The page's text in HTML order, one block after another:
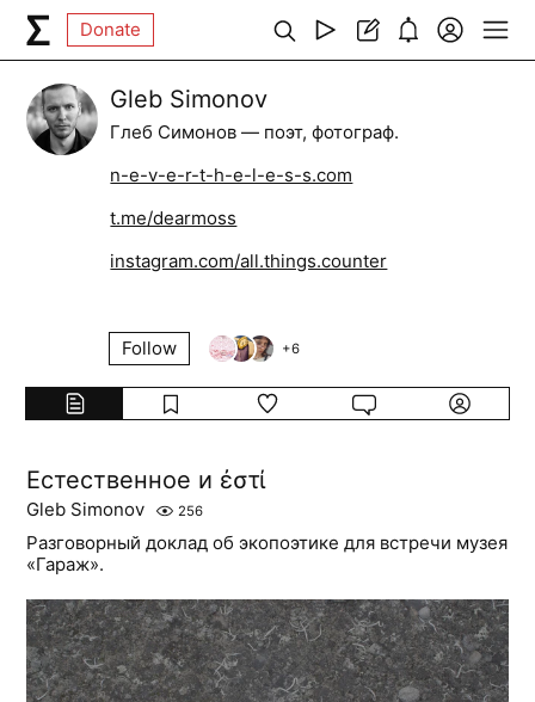
Donate
Gleb Simonov
Глеб Симонов — поэт, фотограф.
n-e-v-e-r-t-h-e-l-e-s-s.com
t.me/dearmoss
instagram.com/all.things.counter
Follow +6
Естественное и ἐστί
Gleb Simonov 256
Разговорный доклад об экопоэтике для встречи музея
«Гараж».